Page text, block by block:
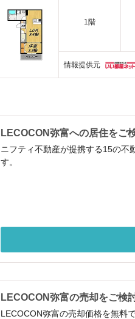
1階
情報提供元
LECOCON弥富への居住をご
ニフティ不動産が提携する15の不
す。
LECOCON弥富の売却をご検
LECOCON弥富の売却価格を無料